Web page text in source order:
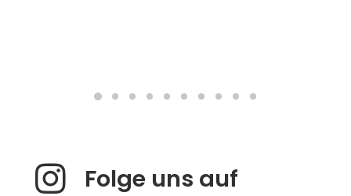
Folge uns auf